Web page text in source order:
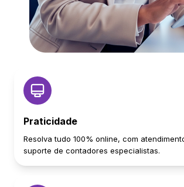
Praticidade
Resolva tudo 100% online, com
suporte de contadores especialistas.